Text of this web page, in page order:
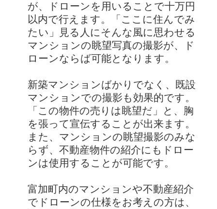
が、ドローンを用いることで十万円
以内で行えます。「ここに住んでみ
たい」見る人にそんな風に思わせる
マンションの眺望写真の撮影が、ド
ローンならば可能となります。
新築マンションばかりでなく、既設
マンションでの撮影も効果的です。
「この物件の売りは眺望だ」と、胸
を張って宣伝することが出来ます。
また、マンションの眺望撮影のみな
らず、不動産物件の紹介にもドロー
ンは使用することが可能です。
富加町内のマンションや不動産紹介
でドローンの仕様をお考えの方は、